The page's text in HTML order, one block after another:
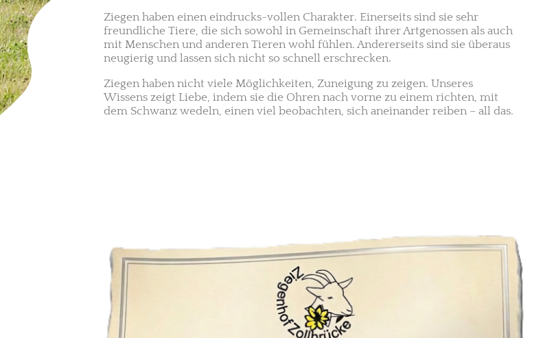
Ziegen haben einen eindrucks-vollen Charakter. Einerseits sind sie sehr
freundliche Tiere, die sich sowohl in Gemeinschaft ihrer Artgenossen als auch
mit Menschen und anderen Tieren wohl fühlen. Andererseits sind sie überaus
neugierig und lassen sich nicht so schnell erschrecken.
Ziegen haben nicht viele Möglichkeiten, Zuneigung zu zeigen. Unseres
Wissens zeigt Liebe, indem sie die Ohren nach vorne zu einem richten, mit
dem Schwanz wedeln, einen viel beobachten, sich aneinander reiben – all das.